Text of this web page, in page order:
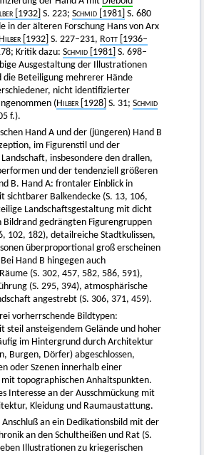
[1932] S. 223; Schmid [1981] S. 680
in der älteren Forschung Hans von Arx
Hilber [1932] S. 227–231, Rott [1936–
Kritik dazu: Schmid [1981] S. 698–
Ausgestaltung der Illustrationen
die Beteiligung mehrerer Hände
nicht identifizierter
(Hilber [1928] S. 31; Schmid
f.).
Hand A und der (jüngeren) Hand B
im Figurenstil und der
insbesondere den drallen,
und der tendenziell größeren
B. Hand A: frontaler Einblick in
sichtbarer Balkendecke (S. 13, 106,
Landschaftsgestaltung mit dicht
Bildrand gedrängten Figurengruppen
102, 182), detailreiche Stadtkulissen,
überproportional groß erscheinen
Hand B hingegen auch
(S. 302, 457, 582, 586, 591),
(S. 295, 394), atmosphärische
angestrebt (S. 306, 371, 459).
vorherrschende Bildtypen:
steil ansteigendem Gelände und hoher
im Hintergrund durch Architektur
Burgen, Dörfer) abgeschlossen,
oder Szenen innerhalb einer
topographischen Anhaltspunkten.
Interesse an der Ausschmückung mit
Kleidung und Raumaustattung.
Anschluß an ein Dedikationsbild mit der
an den Schultheißen und Rat (S.
Illustrationen zu kriegerischen